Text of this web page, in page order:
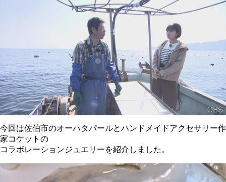
今回は佐伯市のオーハタパールとハンドメイドアクセサリー作
家コケットの
コラボレーションジュエリーを紹介しました。